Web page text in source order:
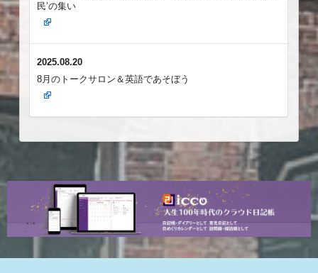
民’の集い
2025.08.20
8月のトークサロン＆英語であそぼう